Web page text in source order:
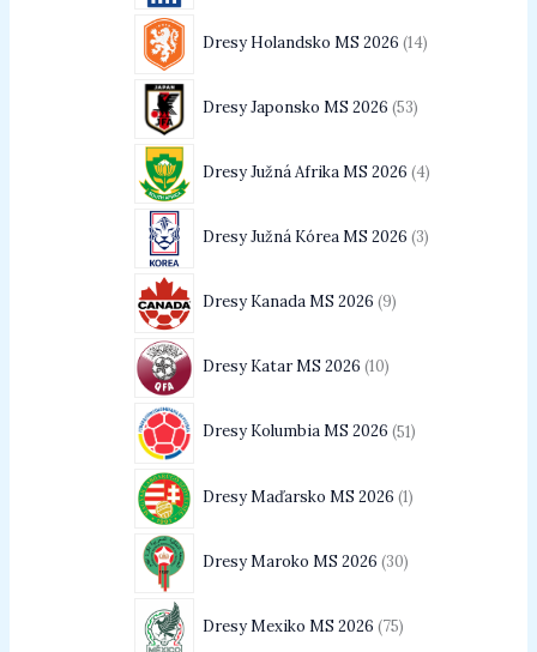
Dresy Holandsko MS 2026 14
Dresy Japonsko MS 2026 53
Dresy Južná Afrika MS 2026 4
Dresy Južná Kórea MS 2026 3
Dresy Kanada MS 2026 9
Dresy Katar MS 2026 10
Dresy Kolumbia MS 2026 51
Dresy Maďarsko MS 2026 1
Dresy Maroko MS 2026 30
Dresy Mexiko MS 2026 75